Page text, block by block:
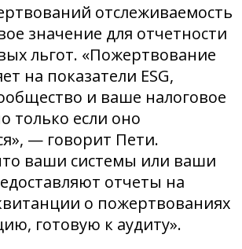
отслеживаемость
значение для отчетности
льгот. «Пожертвование
на показатели ESG,
и ваше налоговое
только если оно
— говорит Пети.
ваши системы или ваши
отчеты на
о пожертвованиях
готовую к аудиту».